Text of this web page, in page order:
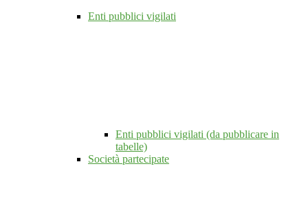
Enti pubblici vigilati
Enti pubblici vigilati (da pubblicare in
tabelle)
Società partecipate